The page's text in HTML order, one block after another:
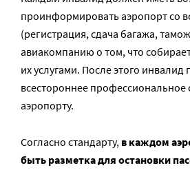
проинформировать аэропорт со
(регистрация, сдача багажа,
авиакомпанию о том, что
их услугами. После этого инвалид
всестороннее
аэропорту.
Согласно стандарту, в каждом
быть разметка для остановки